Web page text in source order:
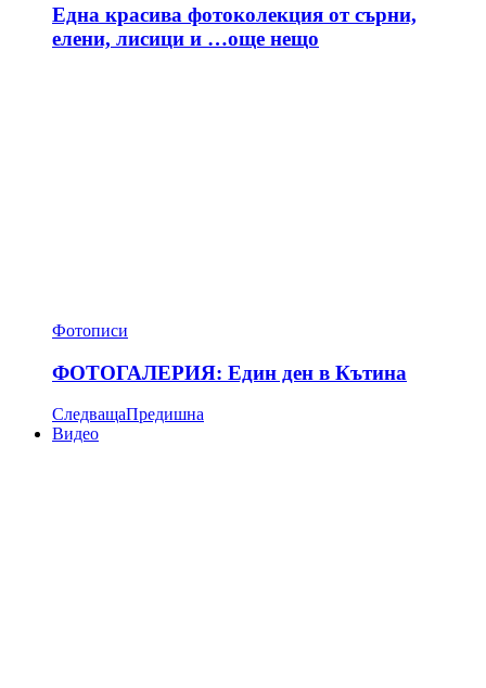
Една красива фотоколекция от сърни,
елени, лисици и …още нещо
Фотописи
ФОТОГАЛЕРИЯ: Един ден в Кътина
СледващаПредишна
Видео